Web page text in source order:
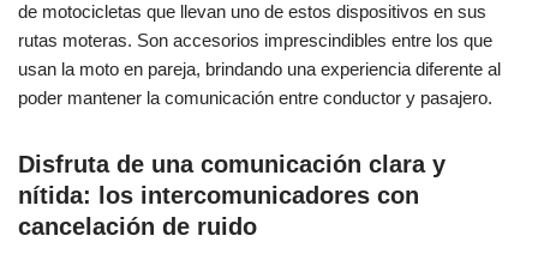
de motocicletas que llevan uno de estos dispositivos en sus
rutas moteras. Son accesorios imprescindibles entre los que
usan la moto en pareja, brindando una experiencia diferente al
poder mantener la comunicación entre conductor y pasajero.
Disfruta de una comunicación clara y
nítida: los intercomunicadores con
cancelación de ruido